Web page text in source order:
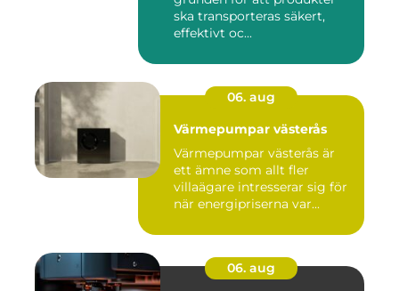
ska transporteras säkert,
effektivt oc...
06. aug
Värmepumpar västerås
Värmepumpar västerås är
ett ämne som allt fler
villaägare intresserar sig för
när energipriserna var...
06. aug